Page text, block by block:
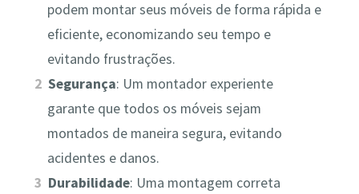
podem montar seus móveis de forma rápida e
eficiente, economizando seu tempo e
evitando frustrações.
Segurança: Um montador experiente
garante que todos os móveis sejam
montados de maneira segura, evitando
acidentes e danos.
Durabilidade: Uma montagem correta